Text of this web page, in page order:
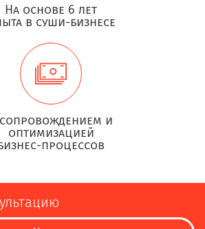
На основе 6 лет
в суши-бизнесе
и
оптимизацией
процессов